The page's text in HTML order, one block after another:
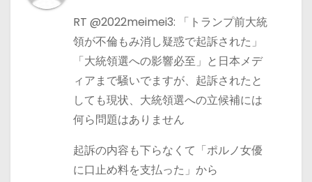
RT @2022meimei3: 「トランプ前大統
領が不倫もみ消し疑惑で起訴された」
「大統領選への影響必至」と日本メデ
ィアまで騒いでますが、起訴されたと
しても現状、大統領選への立候補には
何ら問題はありません
起訴の内容も下らなくて「ポルノ女優
に口止め料を支払った」から